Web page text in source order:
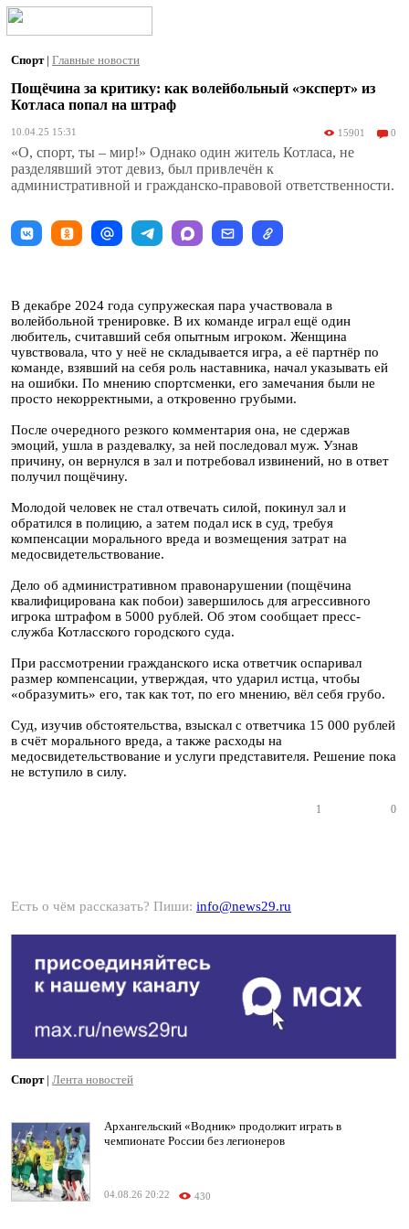
Спорт | Главные новости
Пощёчина за критику: как волейбольный «эксперт» из
Котласа попал на штраф
10.04.25 15:31 15901 0
«О, спорт, ты – мир!» Однако один житель Котласа, не
разделявший этот девиз, был привлечён к
административной и гражданско-правовой ответственности.
В декабре 2024 года супружеская пара участвовала в
волейбольной тренировке. В их команде играл ещё один
любитель, считавший себя опытным игроком. Женщина
чувствовала, что у неё не складывается игра, а её партнёр по
команде, взявший на себя роль наставника, начал указывать ей
на ошибки. По мнению спортсменки, его замечания были не
просто некорректными, а откровенно грубыми.
После очередного резкого комментария она, не сдержав
эмоций, ушла в раздевалку, за ней последовал муж. Узнав
причину, он вернулся в зал и потребовал извинений, но в ответ
получил пощёчину.
Молодой человек не стал отвечать силой, покинул зал и
обратился в полицию, а затем подал иск в суд, требуя
компенсации морального вреда и возмещения затрат на
медосвидетельствование.
Дело об административном правонарушении (пощёчина
квалифицирована как побои) завершилось для агрессивного
игрока штрафом в 5000 рублей. Об этом сообщает пресс-
служба Котласского городского суда.
При рассмотрении гражданского иска ответчик оспаривал
размер компенсации, утверждая, что ударил истца, чтобы
«образумить» его, так как тот, по его мнению, вёл себя грубо.
Суд, изучив обстоятельства, взыскал с ответчика 15 000 рублей
в счёт морального вреда, а также расходы на
медосвидетельствование и услуги представителя. Решение пока
не вступило в силу.
1 0
Есть о чём рассказать? Пиши: info@news29.ru
Спорт| Лента новостей
Архангельский «Водник» продолжит играть в
чемпионате России без легионеров
04.08.26 20:22 430